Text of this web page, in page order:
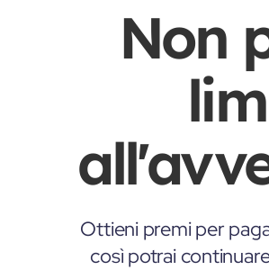
Non
Ottieni premi per
così potrai